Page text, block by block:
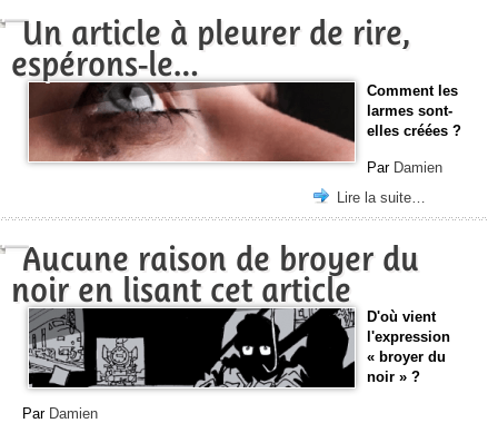
Un article à pleurer de rire,
espérons-le…
Comment les
larmes sont-
elles créées ?
Par Damien
Lire la suite…
Aucune raison de broyer du
noir en lisant cet article
D'où vient
l'expression
« broyer du
noir » ?
Par Damien